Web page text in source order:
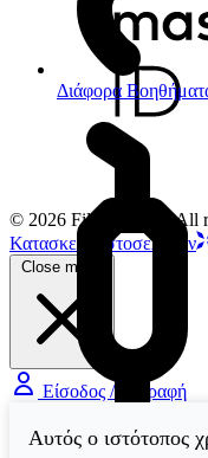
Διάφορα
© 2026 Filios Dental. All
Κατασκευή ιστοσελίδων
Close menu
Είσοδος / Εγγραφή
Αυτός ο ιστότοπος